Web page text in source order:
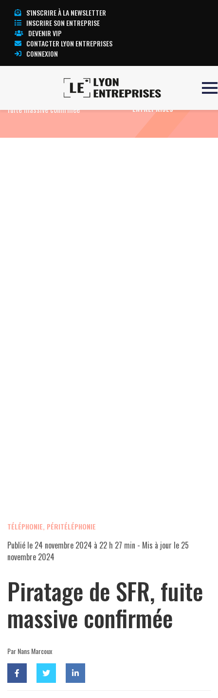
S'INSCRIRE À LA NEWSLETTER
INSCRIRE SON ENTREPRISE
DEVENIR VIP
CONTACTER LYON ENTREPRISES
CONNEXION
Piratage de SFR,
fuite massive confirmée
TOUTE L’ACTUALITÉ LYON
ENTREPRISES
TÉLÉPHONIE, PÉRITÉLÉPHONIE
Publié le 24 novembre 2024 à 22 h 27 min - Mis à jour le 25
novembre 2024
Piratage de SFR, fuite
massive confirmée
Par Nans Marcoux